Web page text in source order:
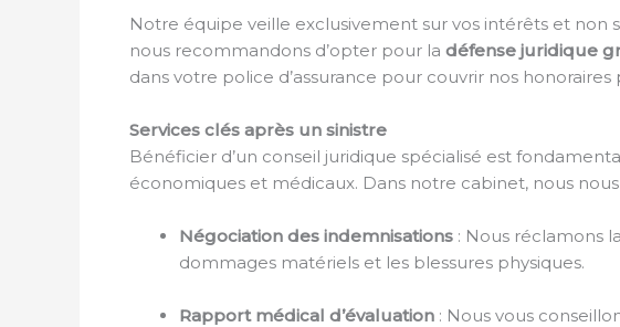
Notre équipe veille exclusivement sur vos intérêts et non
nous recommandons d’opter pour la défense juridique
dans votre police d’assurance pour couvrir nos honoraires
Services clés après un sinistre
Bénéficier d’un conseil juridique spécialisé est
économiques et médicaux. Dans notre cabinet, nous
Négociation des indemnisations : Nous réclamons
dommages matériels et les blessures physiques.
Rapport médical d’évaluation : Nous vous